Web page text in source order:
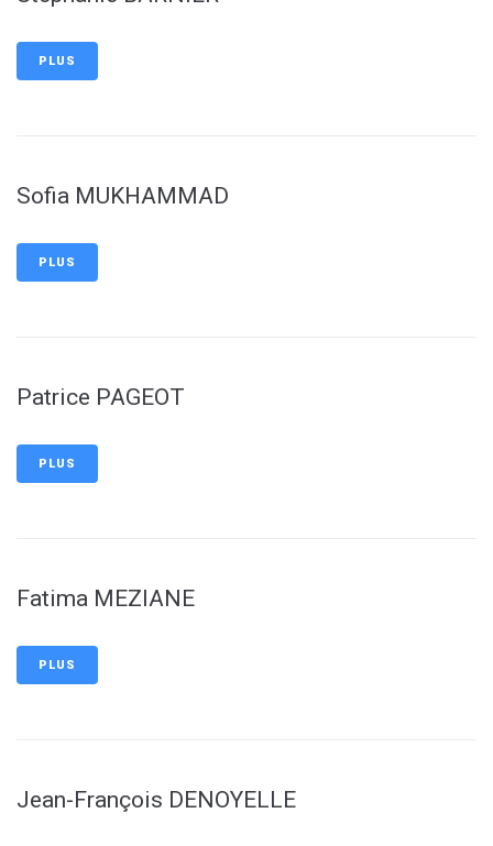
PLUS
Sofia MUKHAMMAD
PLUS
Patrice PAGEOT
PLUS
Fatima MEZIANE
PLUS
Jean-François DENOYELLE